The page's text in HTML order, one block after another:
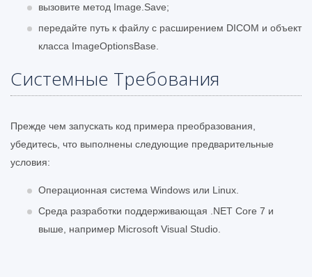
вызовите метод Image.Save;
передайте путь к файлу с расширением DICOM и объект
класса ImageOptionsBase.
Системные Требования
Прежде чем запускать код примера преобразования,
убедитесь, что выполнены следующие предварительные
условия:
Операционная система Windows или Linux.
Среда разработки поддерживающая .NET Core 7 и
выше, например Microsoft Visual Studio.